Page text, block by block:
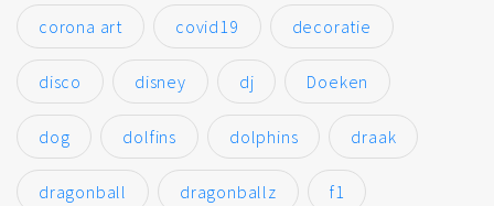
corona art covid19 decoratie
disco disney dj Doeken
dog dolfins dolphins draak
dragonball dragonballz f1